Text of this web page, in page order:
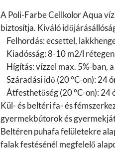
A Poli-Farbe Cellkolor Aqua
biztosítja. Kiváló
Felhordás: ecsettel,
Kiadósság: 8-10 m2/l
Hígítás: vízzel max. 5%-ban,
Száradási idő (20 °C-on): 24
Átfesthetőség (20 °C-on): 24
Kül- és beltéri fa- és
gyermekbútorok és
Beltéren puhafa felületekre
falak festésénél megfelelő